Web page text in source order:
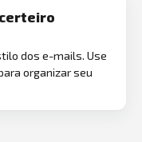
dos e-mails. Use
organizar seu